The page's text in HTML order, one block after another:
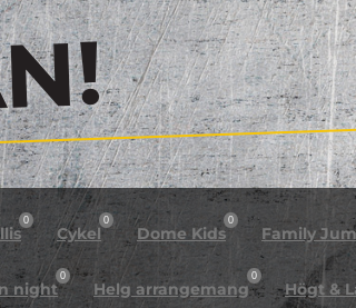
0
Cykel
0
Dome Kids
0
Family
night
0
Helg arrangemang
0
Högt &